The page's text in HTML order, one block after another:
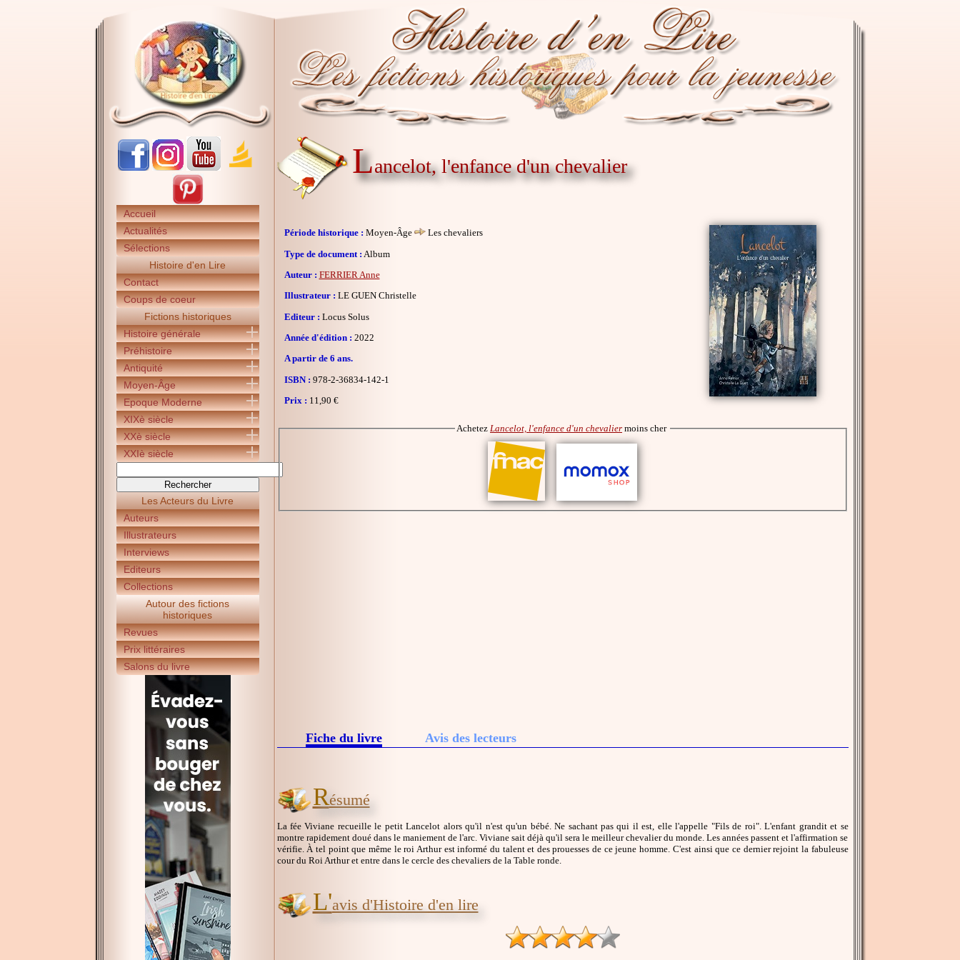
Accueil
Actualités
Sélections
Histoire d'en Lire
Contact
Coups de coeur
Fictions historiques
Histoire générale
Préhistoire
Antiquité
Moyen-Âge
Epoque Moderne
XIXè siècle
XXè siècle
XXIè siècle
Les Acteurs du Livre
Auteurs
Illustrateurs
Interviews
Editeurs
Collections
Autour des fictions
historiques
Revues
Prix littéraires
Salons du livre
Lancelot, l'enfance d'un chevalier
Période historique : Moyen-Âge
Les chevaliers
Type de document : Album
Auteur : FERRIER Anne
Illustrateur : LE GUEN Christelle
Editeur : Locus Solus
Année d'édition : 2022
A partir de 6 ans.
ISBN : 978-2-36834-142-1
Prix : 11,90 €
Achetez Lancelot, l'enfance d'un chevalier moins cher
Fiche du livre Avis des lecteurs
Résumé
La fée Viviane recueille le petit Lancelot alors qu'il n'est qu'un bébé. Ne sachant pas qui il est, elle l'appelle "Fils de roi". L'enfant grandit et se
montre rapidement doué dans le maniement de l'arc. Viviane sait déjà qu'il sera le meilleur chevalier du monde. Les années passent et l'affirmation se
vérifie. À tel point que même le roi Arthur est informé du talent et des prouesses de ce jeune homme. C'est ainsi que ce dernier rejoint la fabuleuse
cour du Roi Arthur et entre dans le cercle des chevaliers de la Table ronde.
L'avis d'Histoire d'en lire